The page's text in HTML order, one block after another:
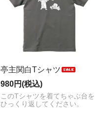
亭主関白Tシャツ
980円(税込)
このTシャツを着てちゃぶ台を
ひっくり返してください。